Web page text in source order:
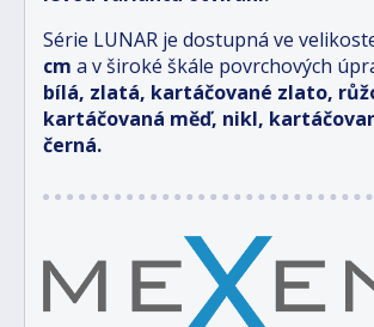
Série LUNAR je dostupná ve
cm a v široké škále povrchových
bílá, zlatá, kartáčované zlato,
kartáčovaná měď, nikl,
černá.